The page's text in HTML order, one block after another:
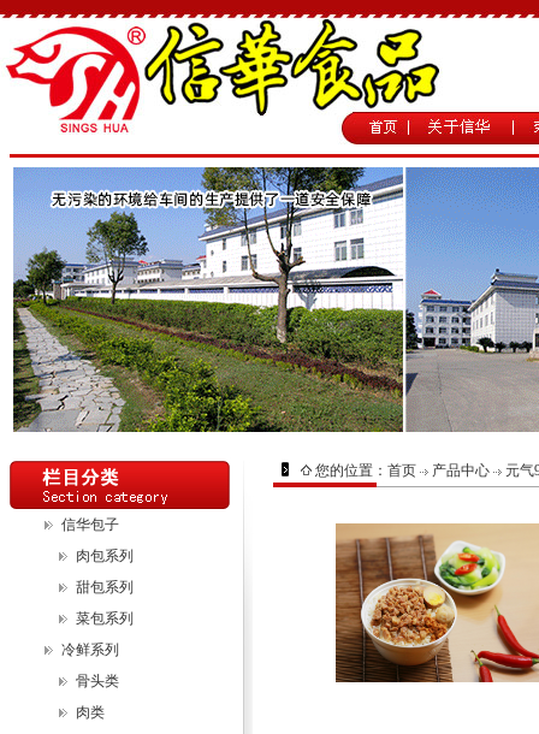
信华包子
肉包系列
甜包系列
菜包系列
冷鲜系列
骨头类
肉类
您的位置： 首页 产品中心 元气